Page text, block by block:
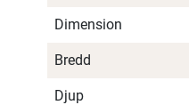
Dimension
Bredd
Djup